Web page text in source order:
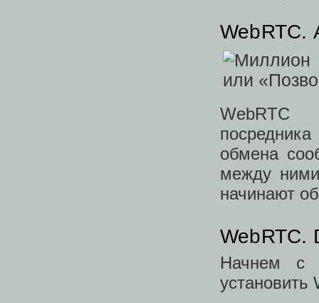
WebRTC.
WebRTC
обмена
между
начинают
WebRTC.
Начнем с
установить